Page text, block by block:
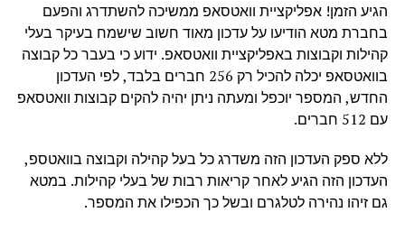
הגיע הזמן! אפליקציית וואטסאפ ממשיכה להשתדרג והפעם
בחברת מטא הודיעו על עדכון מאוד חשוב שישמח בעיקר בעלי
קהילות וקבוצות באפליקציית וואטסאפ. ידוע כי בעבר כל קבוצה
בוואטסאפ יכלה להכיל רק 256 חברים בלבד, לפי העדכון
החדש, המספר יוכפל ומעתה ניתן יהיה להקים קבוצות וואטסאפ
עם 512 חברים.
ללא ספק העדכון הזה משדרג כל בעל קהילה וקבוצה בוואטספ,
העדכון הזה הגיע לאחר קריאות רבות של בעלי קהילות. במטא
גם זיהו נהירה לטלגרם ובשל כך הכפילו את המספר.